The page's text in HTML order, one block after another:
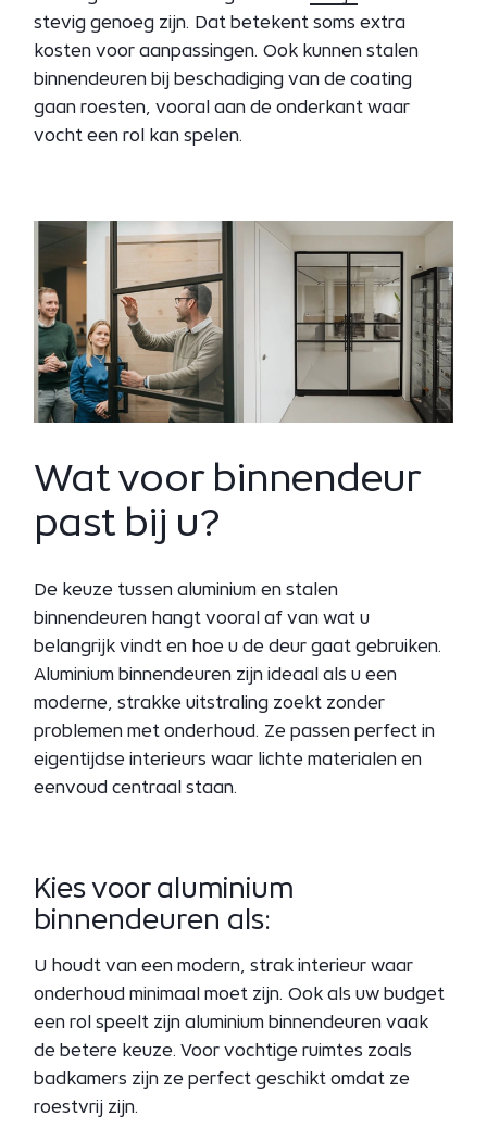
stevig genoeg zijn. Dat betekent soms extra
kosten voor aanpassingen. Ook kunnen stalen
binnendeuren bij beschadiging van de coating
gaan roesten, vooral aan de onderkant waar
vocht een rol kan spelen.
Wat voor binnendeur
past bij u?
De keuze tussen aluminium en stalen
binnendeuren hangt vooral af van wat u
belangrijk vindt en hoe u de deur gaat gebruiken.
Aluminium binnendeuren zijn ideaal als u een
moderne, strakke uitstraling zoekt zonder
problemen met onderhoud. Ze passen perfect in
eigentijdse interieurs waar lichte materialen en
eenvoud centraal staan.
Kies voor aluminium
binnendeuren als:
U houdt van een modern, strak interieur waar
onderhoud minimaal moet zijn. Ook als uw budget
een rol speelt zijn aluminium binnendeuren vaak
de betere keuze. Voor vochtige ruimtes zoals
badkamers zijn ze perfect geschikt omdat ze
roestvrij zijn.